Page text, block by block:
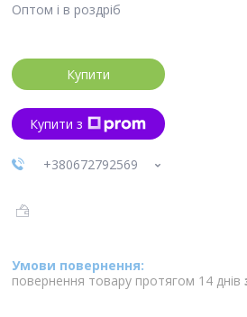
Оптом і в роздріб
Купити
Купити з
+380672792569
повернення товару протягом 14 днів